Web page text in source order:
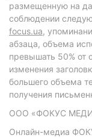
размещенную на
соблюдении
focus.ua,
абзаца, объема
превышать 50% от
изменения
большего объема
получения
ООО «ФОКУС
Онлайн-медиа